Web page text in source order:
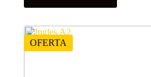
$125,00.
$65,00.
OFERTA